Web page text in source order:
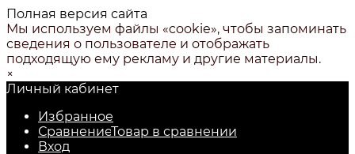
Полная версия сайта
Мы используем файлы «cookie», чтобы запоминать
сведения о пользователе и отображать
подходящую ему рекламу и другие материалы.
×
Личный кабинет
Избранное
СравнениеТовар в сравнении
Вход